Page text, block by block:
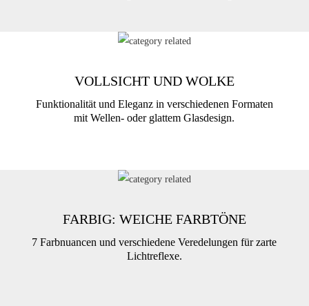
VOLLSICHT UND WOLKE
Funktionalität und Eleganz in verschiedenen Formaten
mit Wellen- oder glattem Glasdesign.
FARBIG: WEICHE FARBTÖNE
7 Farbnuancen und verschiedene Veredelungen für zarte
Lichtreflexe.